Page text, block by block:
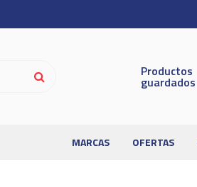
Productos
guardados
MARCAS OFERTAS